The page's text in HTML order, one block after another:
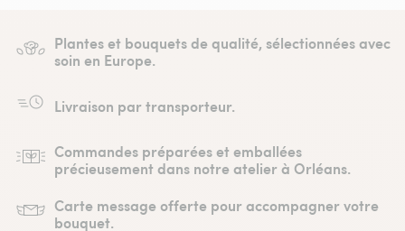
Plantes et bouquets de qualité, sélectionnées avec
soin en Europe.
Livraison par transporteur.
Commandes préparées et emballées
précieusement dans notre atelier à Orléans.
Carte message offerte pour accompagner votre
bouquet.